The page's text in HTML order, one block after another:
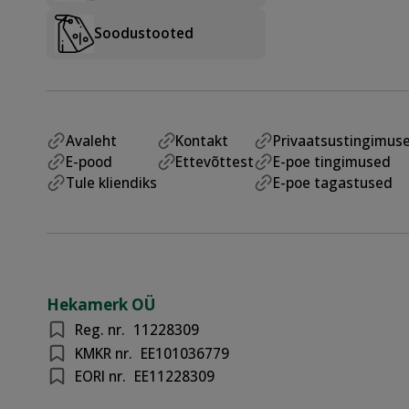
Soodustooted
Avaleht
E-pood
Tule kliendiks
Kontakt
Ettevõttest
E-poe tingimused
E-poe tagastused
Hekamerk OÜ
Reg. nr. 11228309
KMKR nr. EE101036779
EORI nr. EE11228309